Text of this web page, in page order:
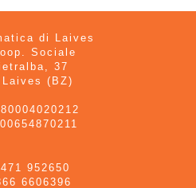
di Laives
Sociale
37
Laives (BZ)
952650
6606396